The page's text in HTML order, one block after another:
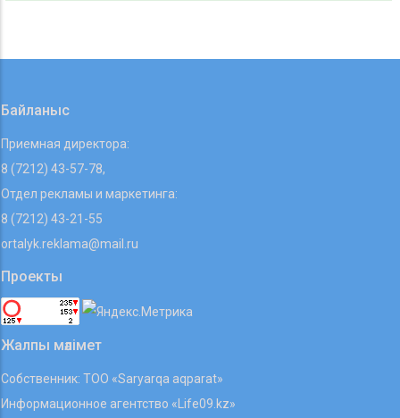
Байланыс
Приемная директора:
8 (7212) 43-57-78,
Отдел рекламы и маркетинга:
8 (7212) 43-21-55
ortalyk.reklama@mail.ru
Проекты
Жалпы мәлімет
Собственник: ТОО «Saryarqa aqparat»
Информационное агентство «Life09.kz»